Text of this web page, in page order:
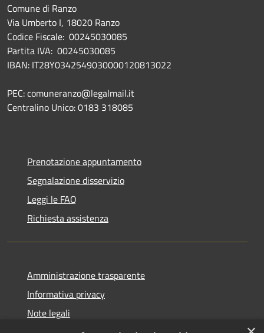
Comune di Ranzo
Via Umberto I, 18020 Ranzo
Codice Fiscale: 00245030085
Partita IVA: 00245030085
IBAN: IT28Y0342549030000120813022
PEC: comuneranzo@legalmail.it
Centralino Unico: 0183 318085
Prenotazione appuntamento
Segnalazione disservizio
Leggi le FAQ
Richiesta assistenza
Amministrazione trasparente
Informativa privacy
Note legali